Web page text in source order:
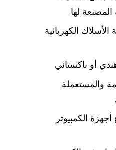
لها
الكهربائية
أو باكستاني
والمستعملة
الكمبيوتر